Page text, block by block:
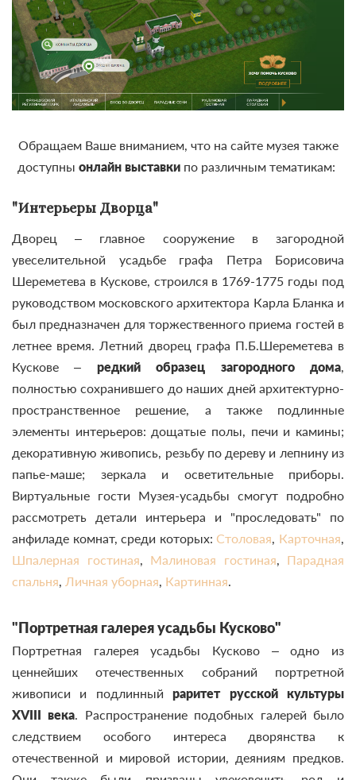
Обращаем Ваше вниманием, что на сайте музея также
доступны онлайн выставки по различным тематикам:
"Интерьеры Дворца"
Дворец – главное сооружение в загородной
увеселительной усадьбе графа Петра Борисовича
Шереметева в Кускове, строился в 1769-1775 годы под
руководством московского архитектора Карла Бланка и
был предназначен для торжественного приема гостей в
летнее время. Летний дворец графа П.Б.Шереметева в
Кускове – редкий образец загородного дома,
полностью сохранившего до наших дней архитектурно-
пространственное решение, а также подлинные
элементы интерьеров: дощатые полы, печи и камины;
декоративную живопись, резьбу по дереву и лепнину из
папье-маше; зеркала и осветительные приборы.
Виртуальные гости Музея-усадьбы смогут подробно
рассмотреть детали интерьера и "проследовать" по
анфиладе комнат, среди которых: Столовая, Карточная,
Шпалерная гостиная, Малиновая гостиная, Парадная
спальня, Личная уборная, Картинная.
"Портретная галерея усадьбы Кусково"
Портретная галерея усадьбы Кусково – одно из
ценнейших отечественных собраний портретной
живописи и подлинныйраритет русской культуры
XVIII века. Распространение подобных галерей было
следствием особого интереса дворянства к
отечественной и мировой истории, деяниям предков.